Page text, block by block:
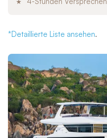
*Detaillierte Liste ansehen.